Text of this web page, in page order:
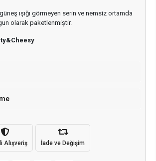
ışığı görmeyen serin ve nemsiz ortamda
olarak paketlenmiştir.
Alışveriş İade ve Değişim